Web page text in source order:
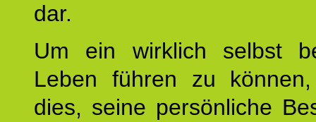
dar.
Um ein wirklich selbst
Leben führen zu
dies, seine persönliche